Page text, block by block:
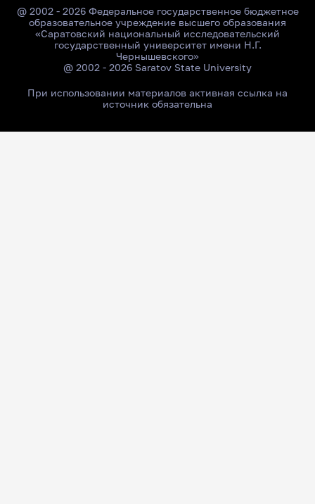
@ 2002 - 2026 Федеральное государственное бюджетное
образовательное учреждение высшего образования
«Саратовский национальный исследовательский
государственный университет имени Н.Г.
Чернышевского»
@ 2002 - 2026 Saratov State University
При использовании материалов активная ссылка на
источник обязательна